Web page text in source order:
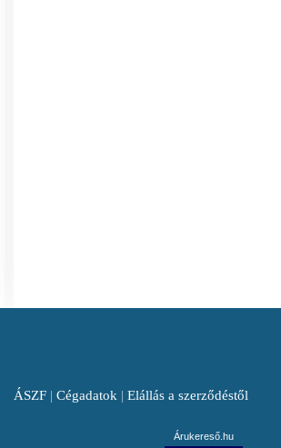
ÁSZF | Cégadatok | Elállás a szerződéstől
Árukereső.hu